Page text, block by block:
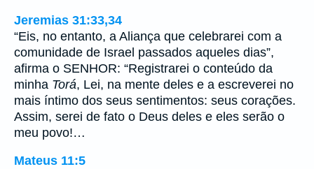
Jeremias 31:33,34
“Eis, no entanto, a Aliança que celebrarei com a
comunidade de Israel passados aqueles dias”,
afirma o SENHOR: “Registrarei o conteúdo da
minha Torá, Lei, na mente deles e a escreverei no
mais íntimo dos seus sentimentos: seus corações.
Assim, serei de fato o Deus deles e eles serão o
meu povo!…
Mateus 11:5